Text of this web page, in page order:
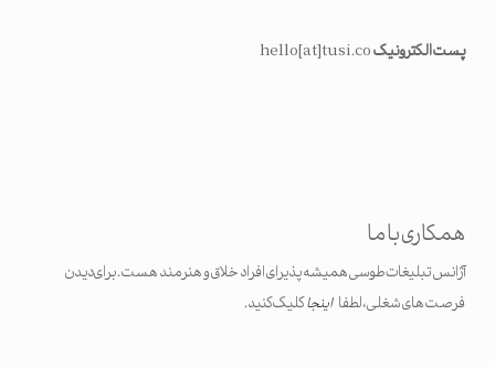
پست الکترونیکhello[at]tusi.co
همکاری با ما
آژانس تبلیغات طوسی همیشه پذیرای افراد خلاق و هنرمند هست. برای دیدن
فرصت های شغلی، لطفااینجاکلیک کنید.